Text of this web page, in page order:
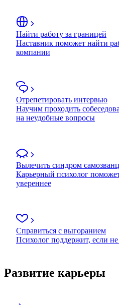
Найти работу за границей
Наставник поможет найти
компании
Отрепетировать интервью
Научим проходить
на неудобные вопросы
Вылечить синдром
Карьерный психолог
увереннее
Справиться с выгоранием
Психолог поддержит, если не
Развитие карьеры